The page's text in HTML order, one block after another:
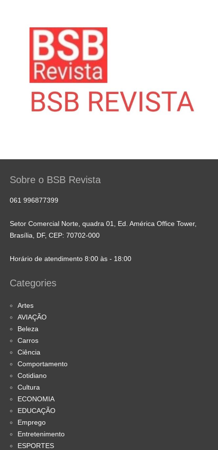
Sobre o BSB Revista
061 996877399
Setor Comercial Norte, quadra 01, Ed. América Office Tower,
Brasília, DF, CEP: 70702-000
Horário de atendimento 8:00 às - 18:00
Categories
Artes
AVIAÇÃO
Beleza
Carros
Ciência
Comportamento
Cotidiano
Cultura
ECONOMIA
EDUCAÇÃO
Emprego
Entretenimento
ESPORTES